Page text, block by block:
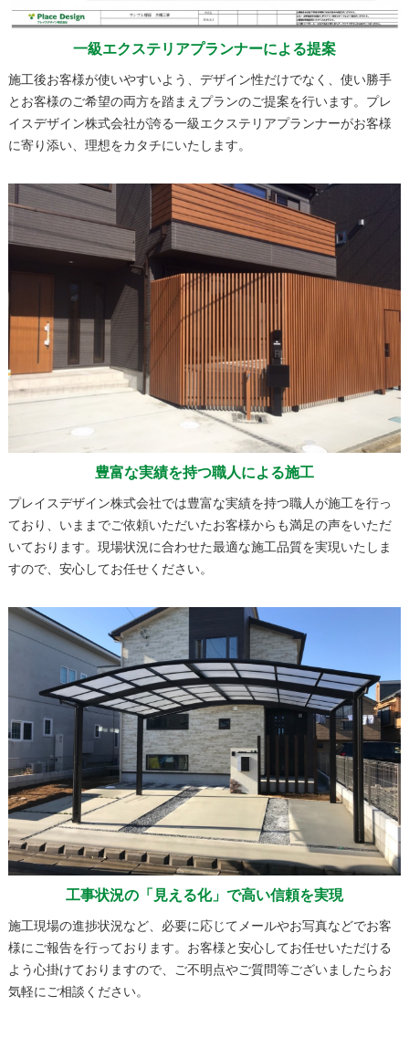
一級エクステリアプランナーによる提案
施工後お客様が使いやすいよう、デザイン性だけでなく、使い勝手
とお客様のご希望の両方を踏まえプランのご提案を行います。プレ
イスデザイン株式会社が誇る一級エクステリアプランナーがお客様
に寄り添い、理想をカタチにいたします。
豊富な実績を持つ職人による施工
プレイスデザイン株式会社では豊富な実績を持つ職人が施工を行っ
ており、いままでご依頼いただいたお客様からも満足の声をいただ
いております。現場状況に合わせた最適な施工品質を実現いたしま
すので、安心してお任せください。
工事状況の「見える化」で高い信頼を実現
施工現場の進捗状況など、必要に応じてメールやお写真などでお客
様にご報告を行っております。お客様と安心してお任せいただける
よう心掛けておりますので、ご不明点やご質問等ございましたらお
気軽にご相談ください。